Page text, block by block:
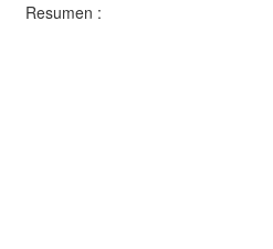
Resumen :